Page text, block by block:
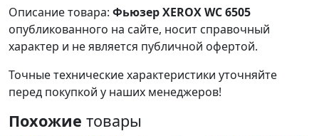
Описание товара: Фьюзер XEROX WC 6505
опубликованного на сайте, носит справочный
характер и не является публичной офертой.
Точные технические характеристики уточняйте
перед покупкой у наших менеджеров!
Похожие товары